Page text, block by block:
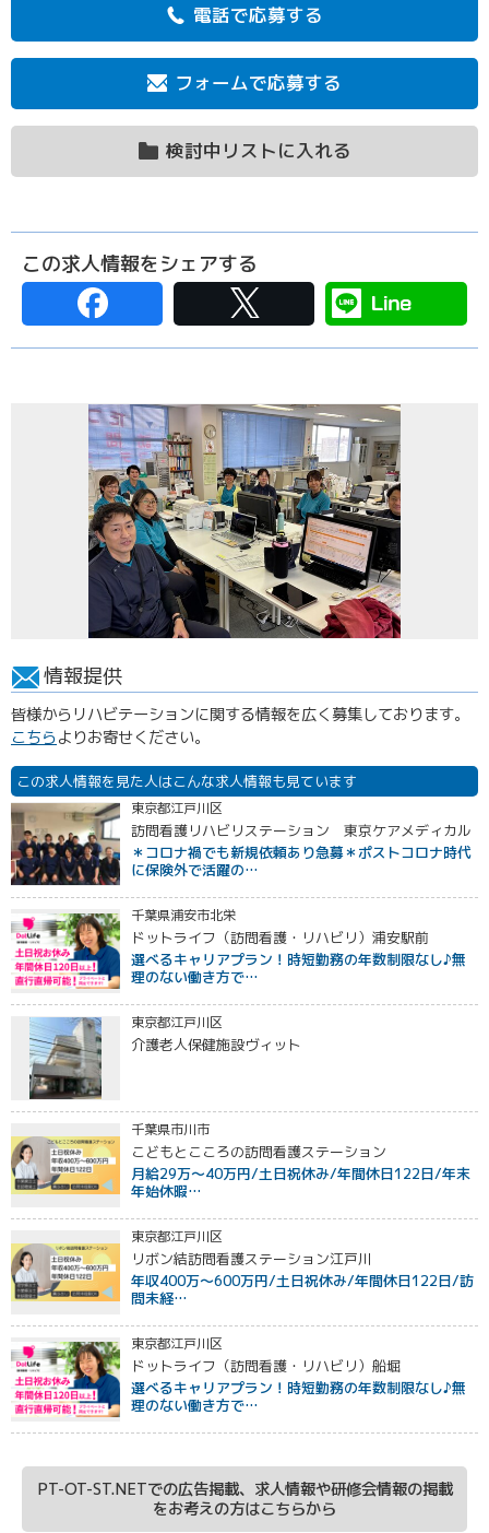
電話で応募する
フォームで応募する
検討中リストに入れる
この求人情報をシェアする
情報提供
皆様からリハビテーションに関する情報を広く募集しております。
こちらよりお寄せください。
この求人情報を見た人はこんな求人情報も見ています
東京都江戸川区
訪問看護リハビリステーション 東京ケアメディカル
＊コロナ禍でも新規依頼あり急募＊ポストコロナ時代
に保険外で活躍の…
千葉県浦安市北栄
ドットライフ（訪問看護・リハビリ）浦安駅前
選べるキャリアプラン！時短勤務の年数制限なし♪無
理のない働き方で…
東京都江戸川区
介護老人保健施設ヴィット
千葉県市川市
こどもとこころの訪問看護ステーション
月給29万～40万円/土日祝休み/年間休日122日/年末
年始休暇…
東京都江戸川区
リボン結訪問看護ステーション江戸川
年収400万～600万円/土日祝休み/年間休日122日/訪
問未経…
東京都江戸川区
ドットライフ（訪問看護・リハビリ）船堀
選べるキャリアプラン！時短勤務の年数制限なし♪無
理のない働き方で…
PT-OT-ST.NETでの広告掲載、求人情報や研修会情報の掲載
をお考えの方はこちらから